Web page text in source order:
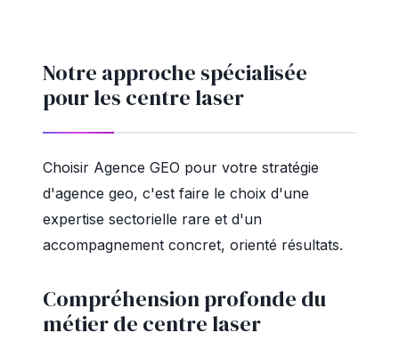
Notre approche spécialisée
pour les centre laser
Choisir Agence GEO pour votre stratégie
d'agence geo, c'est faire le choix d'une
expertise sectorielle rare et d'un
accompagnement concret, orienté résultats.
Compréhension profonde du
métier de centre laser